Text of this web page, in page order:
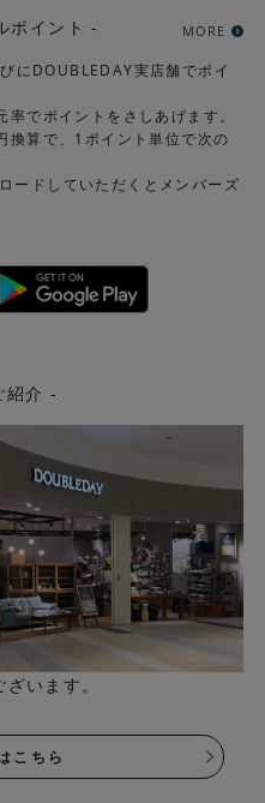
ポイント - MORE
にDOUBLEDAY実店舗でポイ
でポイントをさしあげます。
換算で、1ポイント単位で次の
ードしていただくとメンバーズ
紹介 -
います。
こちら